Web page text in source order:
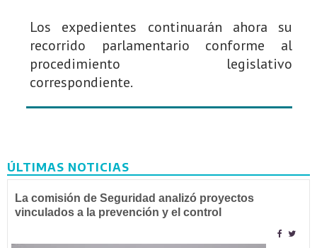
Los expedientes continuarán ahora su
recorrido parlamentario conforme al
procedimiento legislativo
correspondiente.
ÚLTIMAS NOTICIAS
La comisión de Seguridad analizó proyectos
vinculados a la prevención y el control